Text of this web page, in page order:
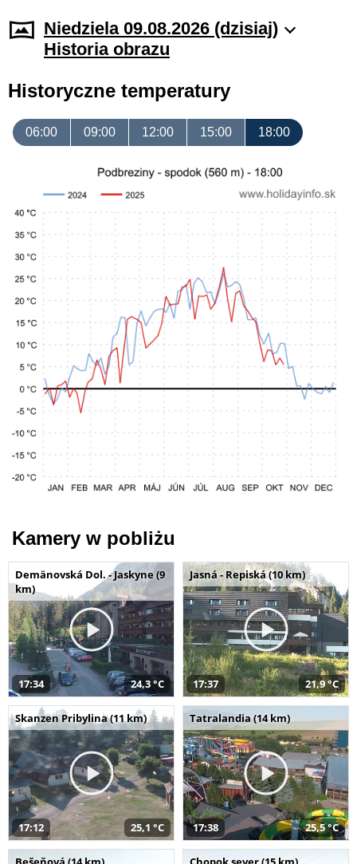
Niedziela 09.08.2026 (dzisiaj)
Historia obrazu
Historyczne temperatury
06:00 09:00 12:00 15:00 18:00
Kamery w pobliżu
Demänovská Dol. - Jaskyne (9
km)
17:34 24,3 °C
Jasná - Repiská (10 km)
17:37 21,9 °C
Skanzen Pribylina (11 km)
17:12 25,1 °C
Tatralandia (14 km)
17:38 25,5 °C